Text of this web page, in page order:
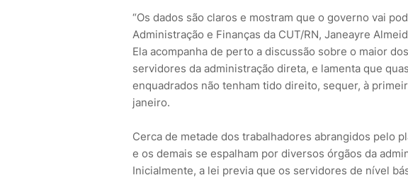
“Os dados são claros e mostram que o governo vai
Administração e Finanças da CUT/RN, Janeayre
Ela acompanha de perto a discussão sobre o maior
servidores da administração direta, e lamenta que
enquadrados não tenham tido direito, sequer, à
janeiro.
Cerca de metade dos trabalhadores abrangidos pelo
e os demais se espalham por diversos órgãos da
Inicialmente, a lei previa que os servidores de nível